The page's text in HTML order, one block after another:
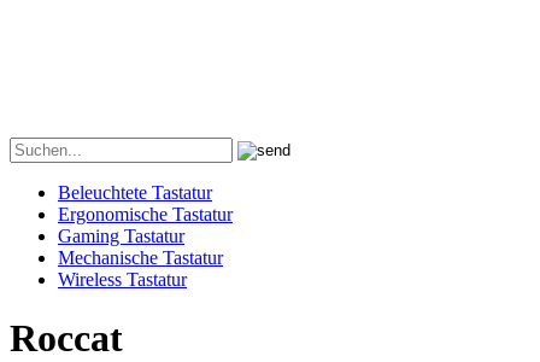
Beleuchtete Tastatur
Ergonomische Tastatur
Gaming Tastatur
Mechanische Tastatur
Wireless Tastatur
Roccat